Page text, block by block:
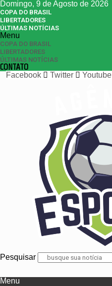
Domingo, 9 de Agosto de 2026
COPA DO BRASIL
LIBERTADORES
ÚLTIMAS NOTÍCIAS
Menu
COPA DO BRASIL
LIBERTADORES
ÚLTIMAS NOTÍCIAS
CONTATO
Facebook
Twitter Youtube
Pesquisar
Menu